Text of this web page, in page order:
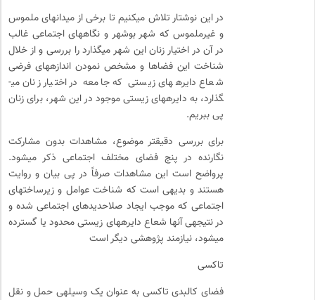
در این نوشتار تلاش می­کنیم تا برخی از میدان­های ملموس
و غیرملموس که شهر بوشهر و نگاه­های اجتماعی غالب
در آن در اختیار زنان این شهر می­گذارد را بررسی و از خلال
شناخت این فضاها و مشخص نمودن اندازه­های فرضی
شعاع دایره­های زیستی که جامعه در اختیار زنان می­
گذارد، به دایره­های زیستی موجود در این شهر، برای زنان
پی ببریم.
برای بررسی دقیق­تر موضوع، مشاهدات بدون مشارکت
نگارنده در پنج فضای مختلف اجتماعی ذکر می­شود.
پرواضح است این مشاهدات صرفاً در پی بیان و روایت
هستند و بدیهی است که شناخت عوامل و زیرساخت­های
اجتماعی که موجب ایجاد صلاح­دیدهای اجتماعی شده و
در نتیجه­ی آنها شعاع دایره­های زیستی محدود یا گسترده
می­شود، نیازمند پژوهشی دیگر است
تاکسی
فضای کالبدی تاکسی به عنوان یک وسیله­ی حمل و نقل